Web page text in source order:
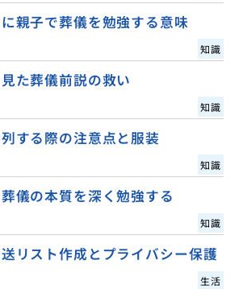
親子で葬儀を勉強する意味
知識
た葬儀前説の救い
知識
する際の注意点と服装
知識
儀の本質を深く勉強する
知識
リスト作成とプライバシー保護
生活